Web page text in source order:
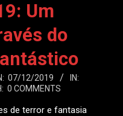
Um
do
07/12/2019
IN:
0 COMMENTS
de terror e fantasia